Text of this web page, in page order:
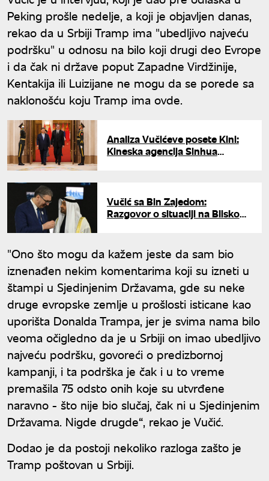
Peking prošle nedelje, a koji je objavljen danas,
rekao da u Srbiji Tramp ima "ubedljivo najveću
podršku" u odnosu na bilo koji drugi deo Evrope
i da čak ni države poput Zapadne Virdžinije,
Kentakija ili Luizijane ne mogu da se porede sa
naklonošću koju Tramp ima ovde.
Analiza Vučićeve posete Kini:
Kineska agencija Sinhua
Vučić sa Bin Zajedom:
Razgovor o situaciji na Bliskom
"Ono što mogu da kažem jeste da sam bio
iznenađen nekim komentarima koji su izneti u
štampi u Sjedinjenim Državama, gde su neke
druge evropske zemlje u prošlosti isticane kao
uporišta Donalda Trampa, jer je svima nama bilo
veoma očigledno da je u Srbiji on imao ubedljivo
najveću podršku, govoreći o predizbornoj
kampanji, i ta podrška je čak i u to vreme
premašila 75 odsto onih koje su utvrđene
naravno - što nije bio slučaj, čak ni u Sjedinjenim
Državama. Nigde drugde“, rekao je Vučić.
Dodao je da postoji nekoliko razloga zašto je
Tramp poštovan u Srbiji.